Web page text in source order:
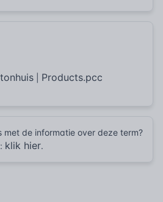
Products.pcc
met de informatie over deze term?
klik hier.